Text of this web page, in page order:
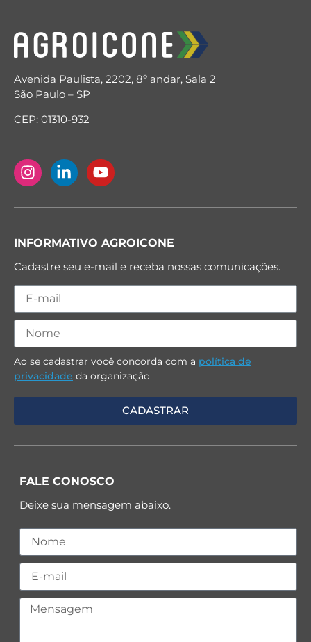
Avenida Paulista, 2202, 8º andar, Sala 2
São Paulo – SP
CEP: 01310-932
INFORMATIVO AGROICONE
Cadastre seu e-mail e receba nossas comunicações.
Ao se cadastrar você concorda com a política de
privacidade da organização
FALE CONOSCO
Deixe sua mensagem abaixo.